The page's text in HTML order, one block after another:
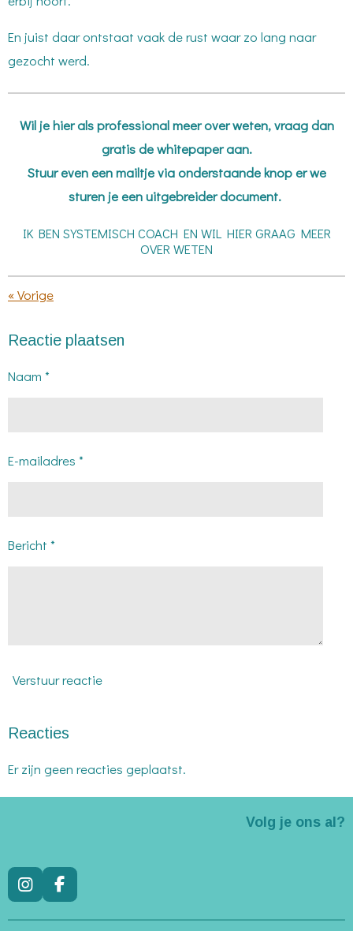
En juist daar ontstaat vaak de rust waar zo lang naar
gezocht werd.
Wil je hier als professional meer over weten, vraag dan
gratis de whitepaper aan.
Stuur even een mailtje via onderstaande knop er we
sturen je een uitgebreider document.
IK BEN SYSTEMISCH COACH EN WIL HIER GRAAG MEER
OVER WETEN
«Vorige
Reactie plaatsen
Naam *
E-mailadres *
Bericht *
Verstuur reactie
Reacties
Er zijn geen reacties geplaatst.
Volg je ons al?
I
n
s
F
a
c